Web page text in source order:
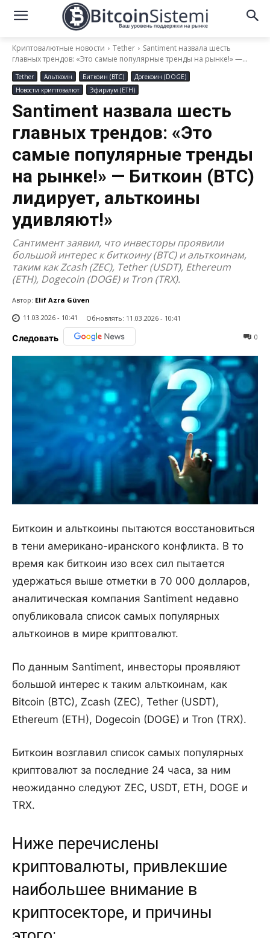
Криптовалютные новости Tether
Santiment назвала шесть
главных трендов: «Это самые популярные тренды на рынке!» —...
Tether Альткоин Биткоин (BTC)
Догекоин (DOGE)
Новости криптовалют
Эфириум (ETH)
Santiment назвала шесть
главных трендов: «Это
самые популярные тренды
на рынке!» — Биткоин (BTC)
лидирует, альткоины
удивляют!»
Сантимент заявил, что инвесторы проявили
большой интерес к биткоину (BTC) и альткоинам,
таким как Zcash (ZEC), Tether (USDT), Ethereum
(ETH), Dogecoin (DOGE) и Tron (TRX).
Автор: Elif Azra Güven
11.03.2026 - 10:41
Обновлять: 11.03.2026 - 10:41
Следовать 0
Биткоин и альткоины пытаются восстановиться
в тени американо-иранского конфликта. В то
время как биткоин изо всех сил пытается
удержаться выше отметки в 70 000 долларов,
аналитическая компания Santiment недавно
опубликовала список самых популярных
альткоинов в мире криптовалют.
По данным Santiment, инвесторы проявляют
большой интерес к таким альткоинам, как
Bitcoin (BTC), Zcash (ZEC), Tether (USDT),
Ethereum (ETH), Dogecoin (DOGE) и Tron (TRX).
Биткоин возглавил список самых популярных
криптовалют за последние 24 часа, за ним
неожиданно следуют ZEC, USDT, ETH, DOGE и
TRX.
Ниже перечислены
криптовалюты, привлекшие
наибольшее внимание в
криптосекторе, и причины